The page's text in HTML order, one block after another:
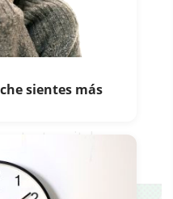
sufrido en el
las próximas horas
la UCI del Hospital
confirmado a
sientes más